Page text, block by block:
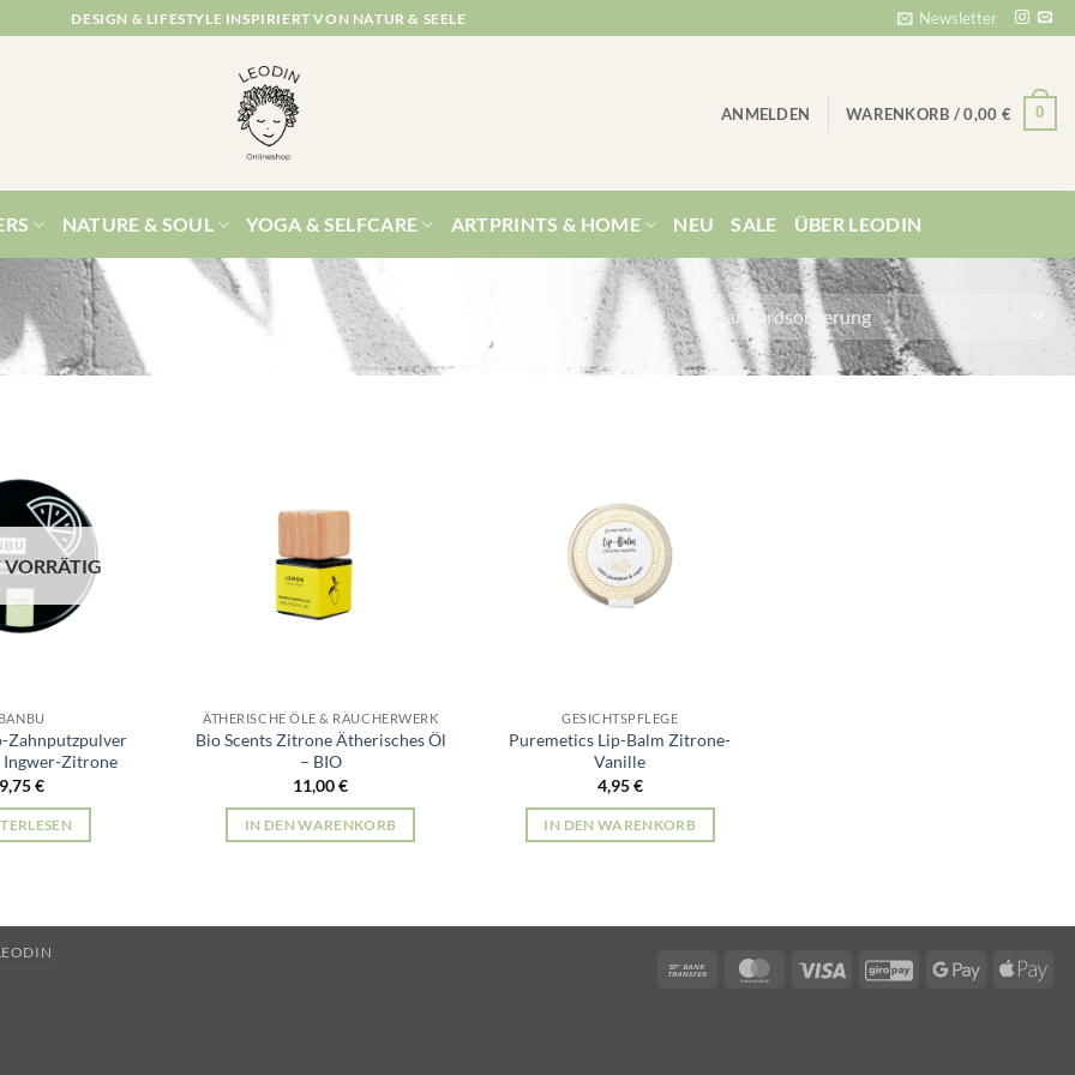
DESIGN & LIFESTYLE INSPIRIERT VON NATUR & SEELE Newsletter
ANMELDEN WARENKORB /0,00 € 0
NATURE & SOUL YOGA & SELFCARE ARTPRINTS & HOME NEU SALE ÜBER LEODIN
BANBU
Zahnputzpulver
Ingwer-Zitrone
9,75€
ÄTHERISCHE ÖLE & RÄUCHERWERK
Bio Scents Zitrone Ätherisches Öl
– BIO
11,00€
IN DEN WARENKORB
GESICHTSPFLEGE
Puremetics Lip-Balm Zitrone-
Vanille
4,95€
IN DEN WARENKORB
Bank
MasterCardVisa GiroPay Google